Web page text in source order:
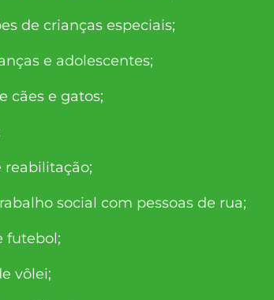
de crianças especiais;
e adolescentes;
cães e gatos;
reabilitação;
social com pessoas de rua;
futebol;
vôlei;